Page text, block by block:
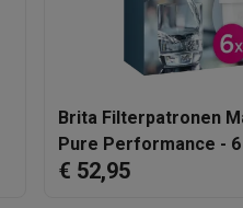
Brita Filterpatronen
Pure Performance -
€ 52,95